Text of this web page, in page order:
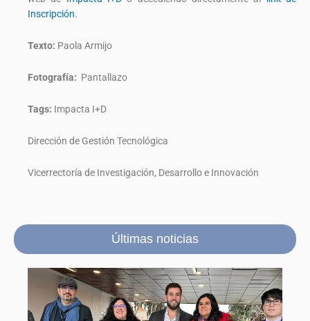
Inscripción.
Texto: Paola Armijo
Fotografía: Pantallazo
Tags: Impacta I+D
Dirección de Gestión Tecnológica
Vicerrectoría de Investigación, Desarrollo e Innovación
Últimas noticias